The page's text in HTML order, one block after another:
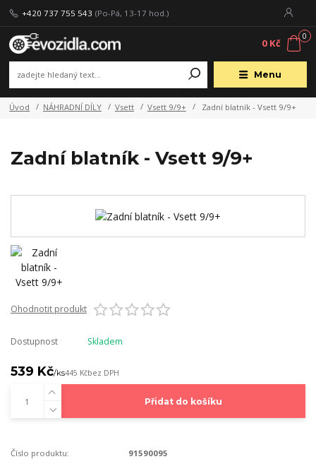
Menu
+420 737 755 543 (Po-Pá, 13-17 hod.)
0
0 Kč
Úvod NÁHRADNÍ DÍLY Vsett Vsett 9/9+ Zadní blatník - Vsett 9/9+
Zadní blatník - Vsett 9/9+
Ohodnotit produkt
Dostupnost Skladem
539 Kč/ks445 Kčbez DPH
Přidat do košíku
Číslo produktu:
91590095